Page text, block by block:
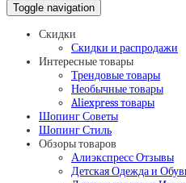
Toggle navigation
Скидки
Скидки и распродажи
Интересные товары
Трендовые товары
Необычные товары
Aliexpress товары
Шопинг Советы
Шопинг Стиль
Обзоры товаров
Алиэкспресс Отзывы
Детская Одежда и